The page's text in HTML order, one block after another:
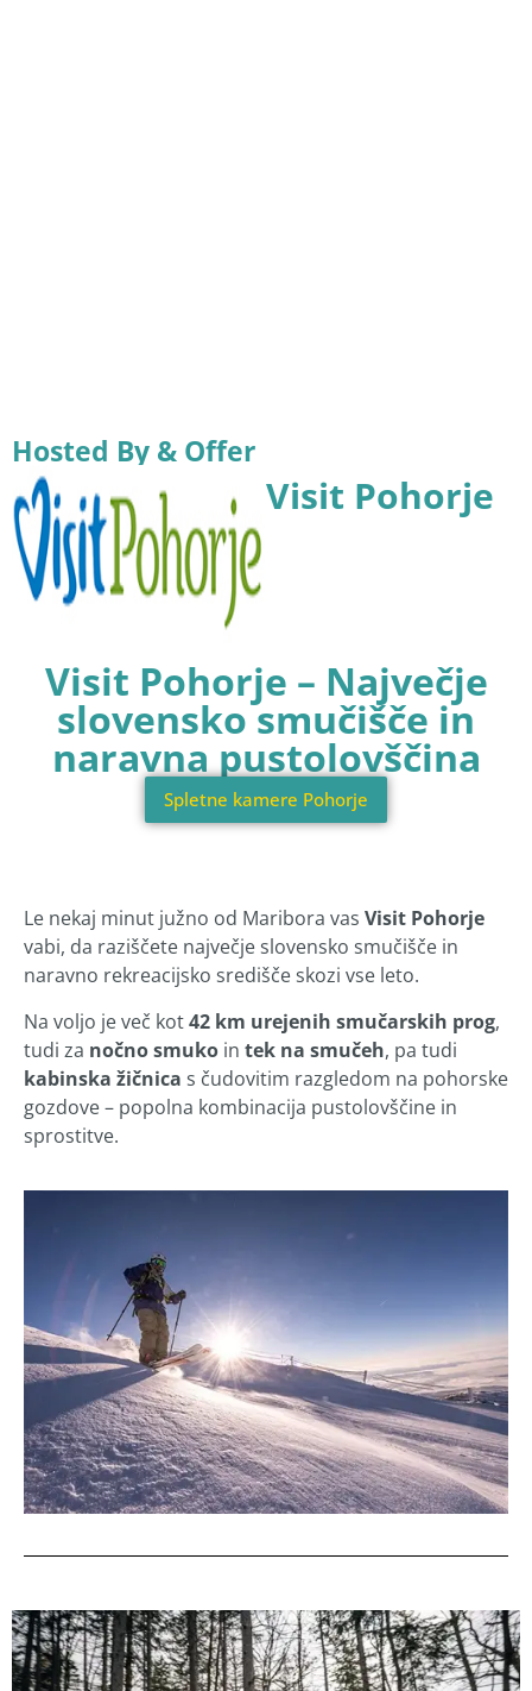
Hosted By & Offer
Visit Pohorje
Visit Pohorje – Največje
slovensko smučišče in
naravna pustolovščina
Spletne kamere Pohorje
Le nekaj minut južno od Maribora vas Visit Pohorje
vabi, da raziščete največje slovensko smučišče in
naravno rekreacijsko središče skozi vse leto.
Na voljo je več kot42 km urejenih smučarskih prog,
tudi za nočno smuko in tek na smučeh, pa tudi
kabinska žičnica s čudovitim razgledom na pohorske
gozdove – popolna kombinacija pustolovščine in
sprostitve.